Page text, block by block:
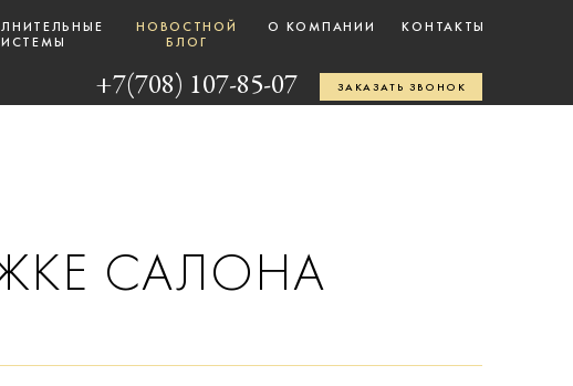
НОВОСТНОЙ
БЛОГ
О КОМПАНИИ КОНТАКТЫ
ЗАКАЗАТЬ ЗВОНОК
+7(708) 107-85-07
САЛОНА